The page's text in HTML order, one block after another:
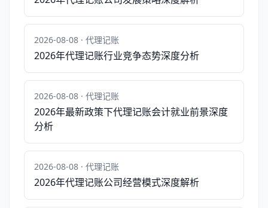
2026-08-08 · 代理记账
2026年代理记账行业竞争态势深度分析
2026-08-08 · 代理记账
2026年最新政策下代理记账会计就业前景深度
分析
2026-08-08 · 代理记账
2026年代理记账公司经营模式深度解析